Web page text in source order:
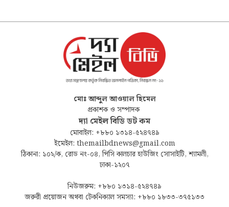
মোঃ আব্দুল আওয়াল হিমেল
প্রকাশক ও সম্পাদক
দ্যা মেইল বিডি ডট কম
মোবাইল: +৮৮০ ১৩১৪-৫২৪৭৪৯
ইমেইল: themailbdnews@gmail.com
ঠিকানা: ১০২/ক, রোড নং-০৪, পিসি কালচার হাউজিং সোসাইটি, শ্যামলী,
ঢাকা-১২০৭
নিউজরুম: +৮৮০ ১৩১৪-৫২৪৭৪৯
জরুরী প্রয়োজন অথবা টেকনিক্যাল সমস্যা: +৮৮০ ১৮৩৩-৩৭৫১৩৩